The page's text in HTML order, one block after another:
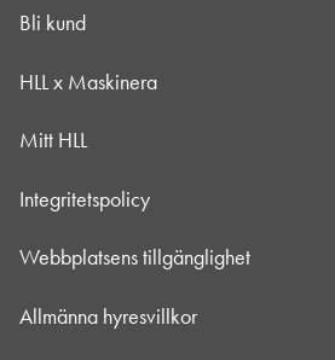
Bli kund
HLL x Maskinera
Mitt HLL
Integritetspolicy
Webbplatsens tillgänglighet
Allmänna hyresvillkor